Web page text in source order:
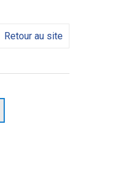
Retour au site